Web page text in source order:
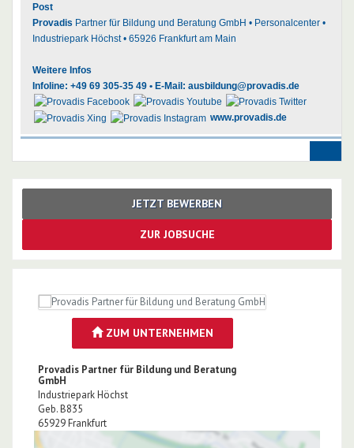
Post
Provadis Partner für Bildung und Beratung GmbH • Personalcenter •
Industriepark Höchst • 65926 Frankfurt am Main
Weitere Infos
Infoline: +49 69 305-35 49 • E-Mail: ausbildung@provadis.de
www.provadis.de
JETZT BEWERBEN
ZUR JOBSUCHE
ZUM UNTERNEHMEN
Provadis Partner für Bildung und Beratung
GmbH
Industriepark Höchst
Geb. B835
65929Frankfurt